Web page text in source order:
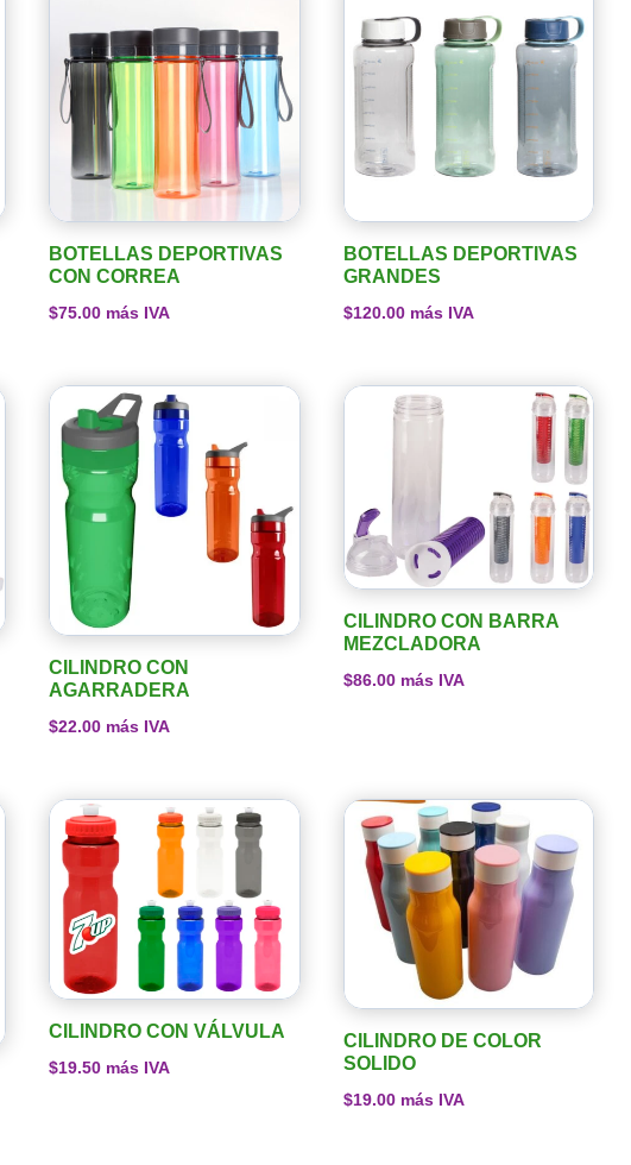
BOTELLAS DEPORTIVAS
CON CORREA
$75.00 más IVA
BOTELLAS DEPORTIVAS
GRANDES
$120.00más IVA
CILINDRO CON
AGARRADERA
$22.00 más IVA
CILINDRO CON BARRA
MEZCLADORA
$86.00más IVA
CILINDRO CON VÁLVULA
$19.50 más IVA
CILINDRO DE COLOR
SOLIDO
$19.00más IVA